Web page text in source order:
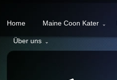
Home Maine Coon Kater
Über uns